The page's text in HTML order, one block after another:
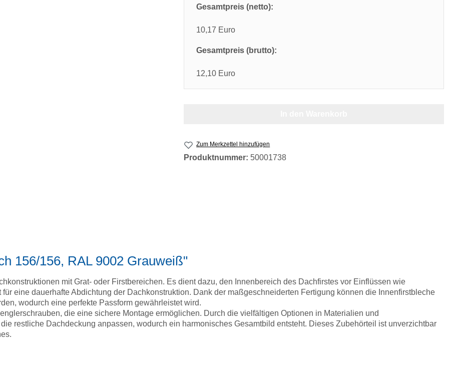
Gesamtpreis (netto):
10,17 Euro
Gesamtpreis (brutto):
12,10 Euro
Zum Merkzettel hinzufügen
Produktnummer: 50001738
156/156, RAL 9002 Grauweiß"
mit Grat- oder Firstbereichen. Es dient dazu, den Innenbereich des Dachfirstes vor Einflüssen wie
eine dauerhafte Abdichtung der Dachkonstruktion. Dank der maßgeschneiderten Fertigung können die Innenfirstbleche
wodurch eine perfekte Passform gewährleistet wird.
die eine sichere Montage ermöglichen. Durch die vielfältigen Optionen in Materialien und
restliche Dachdeckung anpassen, wodurch ein harmonisches Gesamtbild entsteht. Dieses Zubehörteil ist unverzichtbar